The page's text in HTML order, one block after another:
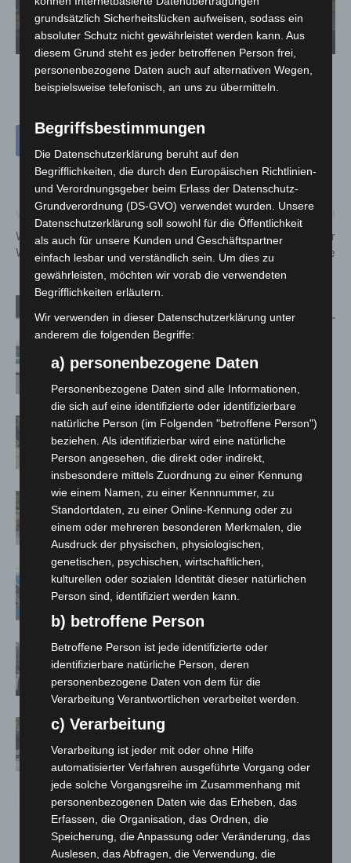
Celle: Wohngebäudebrand in Celle - Feuerwehr im Großeinsatz - Foto: Feuerwehr
Wunstorf: 14-Jähriger aus
Wunstorf tot aufgefunden
Tim Wook lädt zur
Bürgersprechstunde
kehren nach Waldbrandeinsatz aus
Spanien zurück
Brand im „Haus der Begegnung“ in
Neuwarmbüchen schnell eingedämmt
Region Hannover: 21 neue
Notfallsanitäter starten beim Roten
Kreuz
Mann läuft mit Hockeyschläger über
A7 – Polizei sucht Zeugen
Celle: Mensch stirbt bei Bagger-Unfall
auf Baustelle
Gasleitung bei McDonald’s-Umbau in
Langenhagen beschädigt
grundsätzlich Sicherheitslücken aufweisen, sodass ein
absoluter Schutz nicht gewährleistet werden kann. Aus
diesem Grund steht es jeder betroffenen Person frei,
personenbezogene Daten auch auf alternativen Wegen,
beispielsweise telefonisch, an uns zu übermitteln.
Begriffsbestimmungen
Die Datenschutzerklärung beruht auf den
Begrifflichkeiten, die durch den Europäischen Richtlinien-
und Verordnungsgeber beim Erlass der Datenschutz-
Grundverordnung (DS-GVO) verwendet wurden. Unsere
Datenschutzerklärung soll sowohl für die Öffentlichkeit
als auch für unsere Kunden und Geschäftspartner
einfach lesbar und verständlich sein. Um dies zu
gewährleisten, möchten wir vorab die verwendeten
Begrifflichkeiten erläutern.
Wir verwenden in dieser Datenschutzerklärung unter
anderem die folgenden Begriffe:
a) personenbezogene Daten
Personenbezogene Daten sind alle Informationen,
die sich auf eine identifizierte oder identifizierbare
natürliche Person (im Folgenden "betroffene Person")
beziehen. Als identifizierbar wird eine natürliche
Person angesehen, die direkt oder indirekt,
insbesondere mittels Zuordnung zu einer Kennung
wie einem Namen, zu einer Kennnummer, zu
Standortdaten, zu einer Online-Kennung oder zu
einem oder mehreren besonderen Merkmalen, die
Ausdruck der physischen, physiologischen,
genetischen, psychischen, wirtschaftlichen,
kulturellen oder sozialen Identität dieser natürlichen
Person sind, identifiziert werden kann.
b) betroffene Person
Betroffene Person ist jede identifizierte oder
identifizierbare natürliche Person, deren
personenbezogene Daten von dem für die
Verarbeitung Verantwortlichen verarbeitet werden.
c) Verarbeitung
Verarbeitung ist jeder mit oder ohne Hilfe
automatisierter Verfahren ausgeführte Vorgang oder
jede solche Vorgangsreihe im Zusammenhang mit
personenbezogenen Daten wie das Erheben, das
Erfassen, die Organisation, das Ordnen, die
Speicherung, die Anpassung oder Veränderung, das
Auslesen, das Abfragen, die Verwendung, die